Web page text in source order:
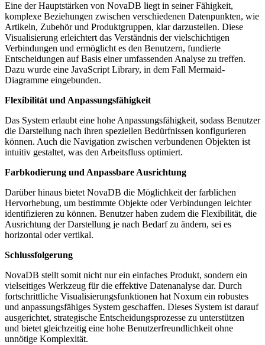
Eine der Hauptstärken von NovaDB liegt in seiner Fähigkeit,
komplexe Beziehungen zwischen verschiedenen Datenpunkten, wie
Artikeln, Zubehör und Produktgruppen, klar darzustellen. Diese
Visualisierung erleichtert das Verständnis der vielschichtigen
Verbindungen und ermöglicht es den Benutzern, fundierte
Entscheidungen auf Basis einer umfassenden Analyse zu treffen.
Dazu wurde eine JavaScript Library, in dem Fall Mermaid-
Diagramme eingebunden.
Flexibilität und Anpassungsfähigkeit
Das System erlaubt eine hohe Anpassungsfähigkeit, sodass Benutzer
die Darstellung nach ihren speziellen Bedürfnissen konfigurieren
können. Auch die Navigation zwischen verbundenen Objekten ist
intuitiv gestaltet, was den Arbeitsfluss optimiert.
Farbkodierung und Anpassbare Ausrichtung
Darüber hinaus bietet NovaDB die Möglichkeit der farblichen
Hervorhebung, um bestimmte Objekte oder Verbindungen leichter
identifizieren zu können. Benutzer haben zudem die Flexibilität, die
Ausrichtung der Darstellung je nach Bedarf zu ändern, sei es
horizontal oder vertikal.
Schlussfolgerung
NovaDB stellt somit nicht nur ein einfaches Produkt, sondern ein
vielseitiges Werkzeug für die effektive Datenanalyse dar. Durch
fortschrittliche Visualisierungsfunktionen hat Noxum ein robustes
und anpassungsfähiges System geschaffen. Dieses System ist darauf
ausgerichtet, strategische Entscheidungsprozesse zu unterstützen
und bietet gleichzeitig eine hohe Benutzerfreundlichkeit ohne
unnötige Komplexität.